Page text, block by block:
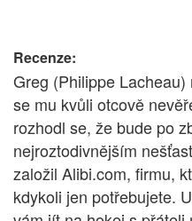
Recenze:
Greg (Philippe
se mu kvůli otcově
rozhodl se, že bude po
nejroztodivnějším
založil Alibi.com, firmu,
kdykoli jen potřebujete.